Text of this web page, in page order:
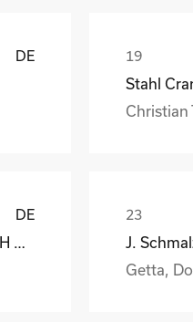
DE
Christian
DE
J.
Getta,